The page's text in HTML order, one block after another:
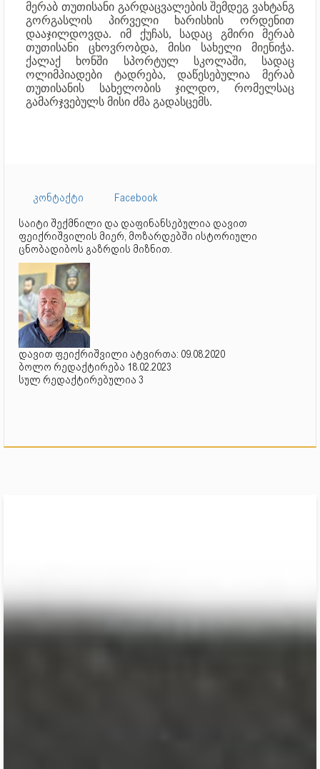
მერაბ თუთისანი გარდაცვალების შემდეგ ვახტანგ
გორგასლის პირველი ხარისხის ორდენით
დააჯილდოვდა. იმ ქუჩას, სადაც გმირი მერაბ
თუთისანი ცხოვრობდა, მისი სახელი მიენიჭა.
ქალაქ ხონში სპორტულ სკოლაში, სადაც
ოლიმპიადები ტადრება, დაწესებულია მერაბ
თუთისანის სახელობის ჯილდო, რომელსაც
გამარჯვებულს მისი ძმა გადასცემს.
კონტაქტი
Facebook
საიტი შექმნილი და დაფინანსებულია დავით
ფეიქრიშვილის მიერ, მოზარდებში ისტორიული
ცნობადიბოს გაზრდის მიზნით.
დავით ფეიქრიშვილი ატვირთა: 09.08.2020
ბოლო რედაქტირება 18.02.2023
სულ რედაქტირებულია 3